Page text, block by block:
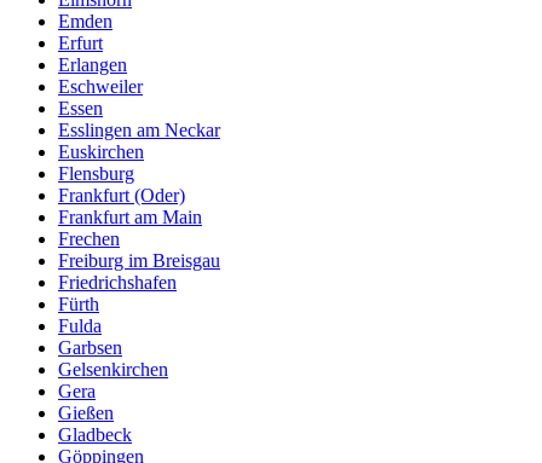
Emden
Erfurt
Erlangen
Eschweiler
Essen
Esslingen am Neckar
Euskirchen
Flensburg
Frankfurt (Oder)
Frankfurt am Main
Frechen
Freiburg im Breisgau
Friedrichshafen
Fürth
Fulda
Garbsen
Gelsenkirchen
Gera
Gießen
Gladbeck
Göppingen